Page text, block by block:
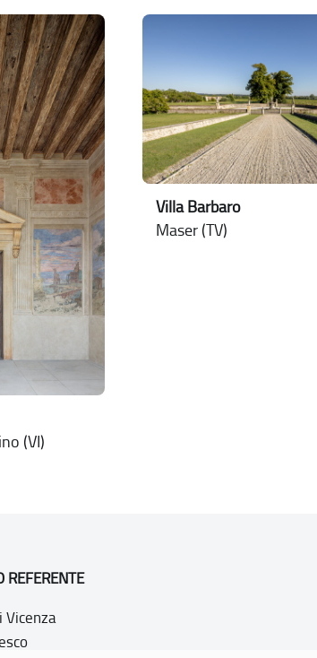
(VI)
Villa Barbaro
Maser (TV)
REFERENTE
Vicenza